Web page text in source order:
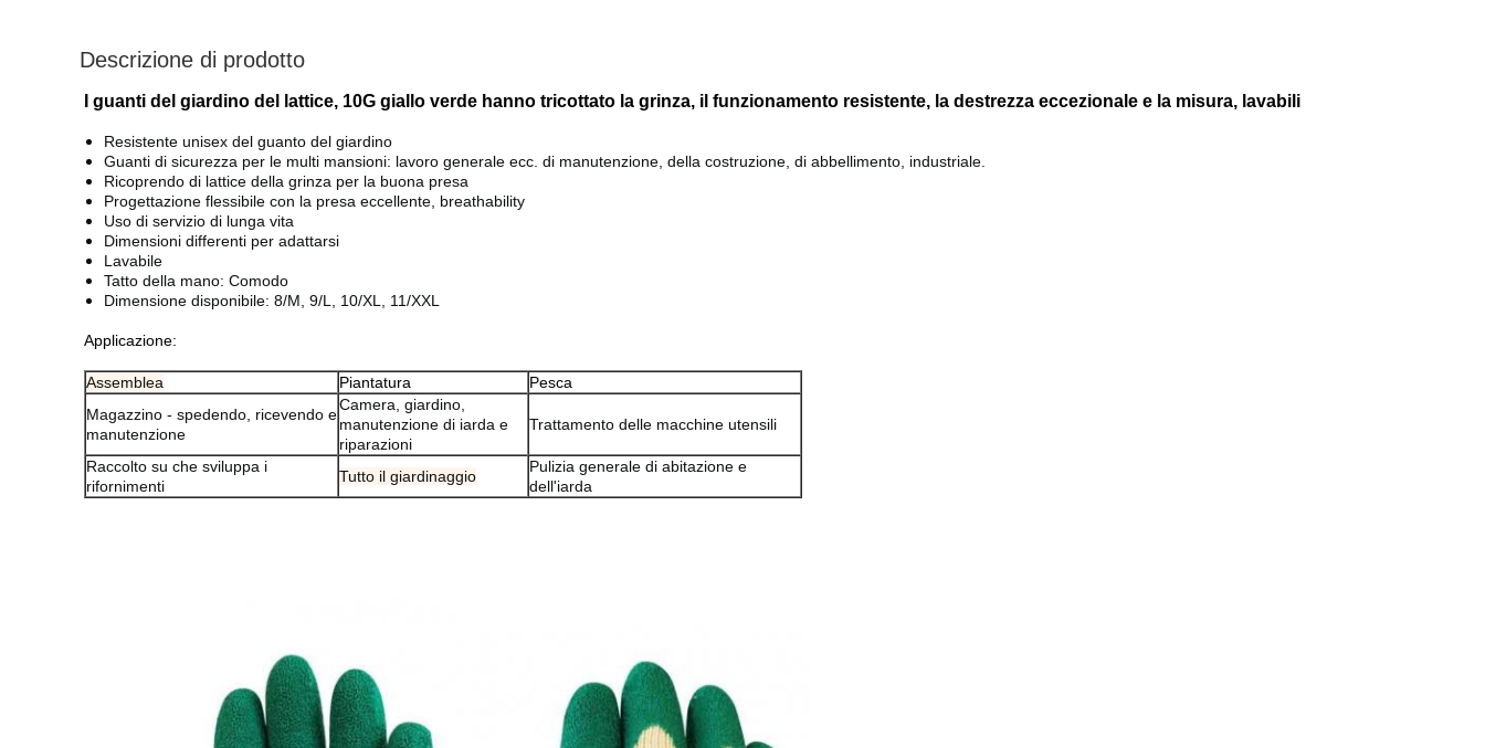
Descrizione di prodotto
I guanti del giardino del lattice, 10G giallo verde hanno tricottato la grinza, il funzionamento resistente, la destrezza eccezionale e la misura, lavabili
Resistente unisex del guanto del giardino
Guanti di sicurezza per le multi mansioni: lavoro generale ecc. di manutenzione, della costruzione, di abbellimento, industriale.
Ricoprendo di lattice della grinza per la buona presa
Progettazione flessibile con la presa eccellente, breathability
Uso di servizio di lunga vita
Dimensioni differenti per adattarsi
Lavabile
Tatto della mano: Comodo
Dimensione disponibile: 8/M, 9/L, 10/XL, 11/XXL
Applicazione:
Assemblea Piantatura
Pesca
Magazzino - spedendo, ricevendo e
manutenzione
Camera, giardino,
manutenzione di iarda e
riparazioni
Trattamento delle macchine utensili
Raccolto su che sviluppa i
rifornimenti
Tutto il giardinaggio
Pulizia generale di abitazione e
dell'iarda